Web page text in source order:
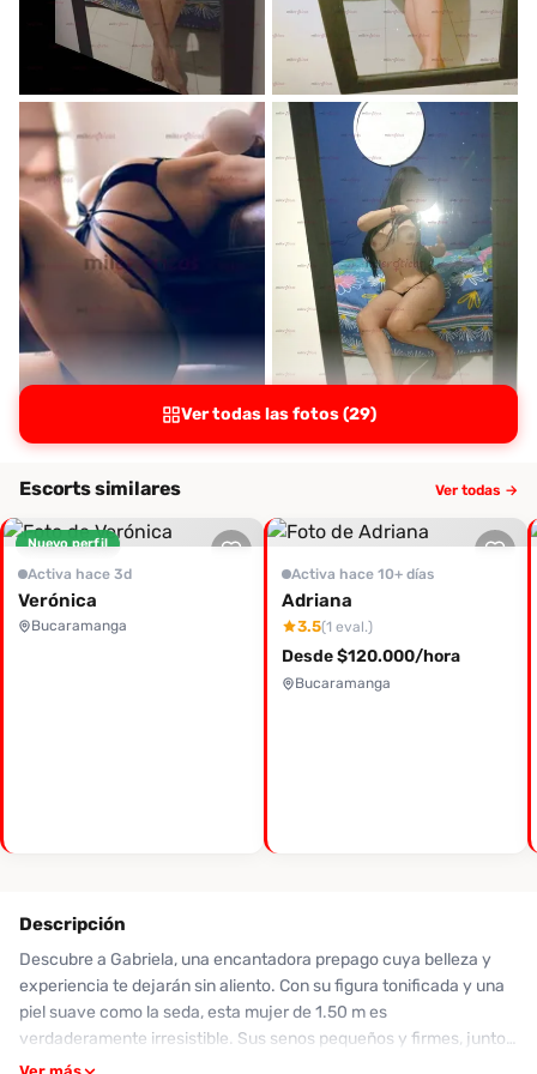
Ver todas las fotos (29)
Escorts similares Ver todas →
Nuevo perfil
Activa hace 3d
Verónica
Bucaramanga
Activa hace 10+ días
Adriana
3.5(1 eval.)
Desde $120.000/hora
Bucaramanga
Descripción
Descubre a Gabriela, una encantadora prepago cuya belleza y
experiencia te dejarán sin aliento. Con su figura tonificada y una
piel suave como la seda, esta mujer de 1.50 m es
verdaderamente irresistible. Sus senos pequeños y firmes, junto
con su cola redonda, hacen que se vea incluso mejor que en sus